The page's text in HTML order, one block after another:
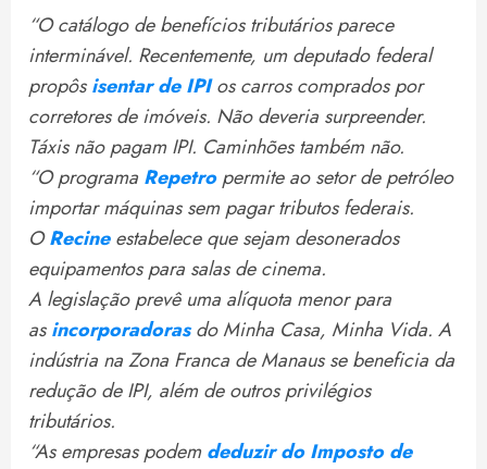
“O catálogo de benefícios tributários parece
interminável. Recentemente, um deputado federal
propôsisentar de IPIos carros comprados por
corretores de imóveis. Não deveria surpreender.
Táxis não pagam IPI. Caminhões também não.
“O programa Repetropermite ao setor de petróleo
importar máquinas sem pagar tributos federais.
ORecineestabelece que sejam desonerados
equipamentos para salas de cinema.
A legislação prevê uma alíquota menor para
asincorporadoras do Minha Casa, Minha Vida. A
indústria na Zona Franca de Manaus se beneficia da
redução de IPI, além de outros privilégios
tributários.
“As empresas podemdeduzir do Imposto de